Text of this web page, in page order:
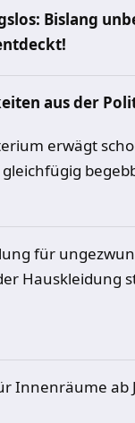
Bislang
aus der
erwägt
für
Hauskleidung
Innenräume ab